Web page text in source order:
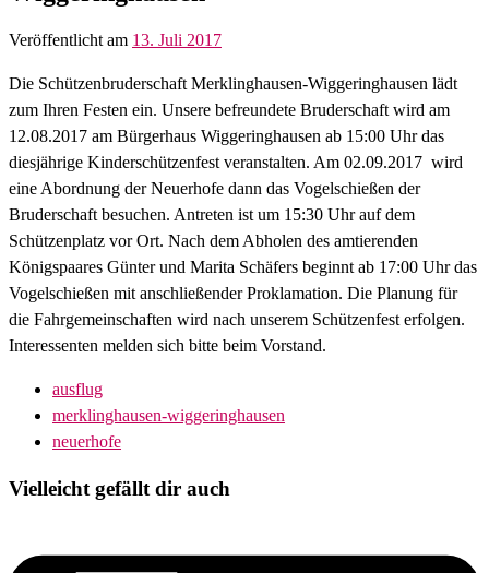
Veröffentlicht am 13. Juli 2017
Die Schützenbruderschaft Merklinghausen-Wiggeringhausen lädt
zum Ihren Festen ein. Unsere befreundete Bruderschaft wird am
12.08.2017 am Bürgerhaus Wiggeringhausen ab 15:00 Uhr das
diesjährige Kinderschützenfest veranstalten. Am 02.09.2017 wird
eine Abordnung der Neuerhofe dann das Vogelschießen der
Bruderschaft besuchen. Antreten ist um 15:30 Uhr auf dem
Schützenplatz vor Ort. Nach dem Abholen des amtierenden
Königspaares Günter und Marita Schäfers beginnt ab 17:00 Uhr das
Vogelschießen mit anschließender Proklamation. Die Planung für
die Fahrgemeinschaften wird nach unserem Schützenfest erfolgen.
Interessenten melden sich bitte beim Vorstand.
ausflug
merklinghausen-wiggeringhausen
neuerhofe
Vielleicht gefällt dir auch